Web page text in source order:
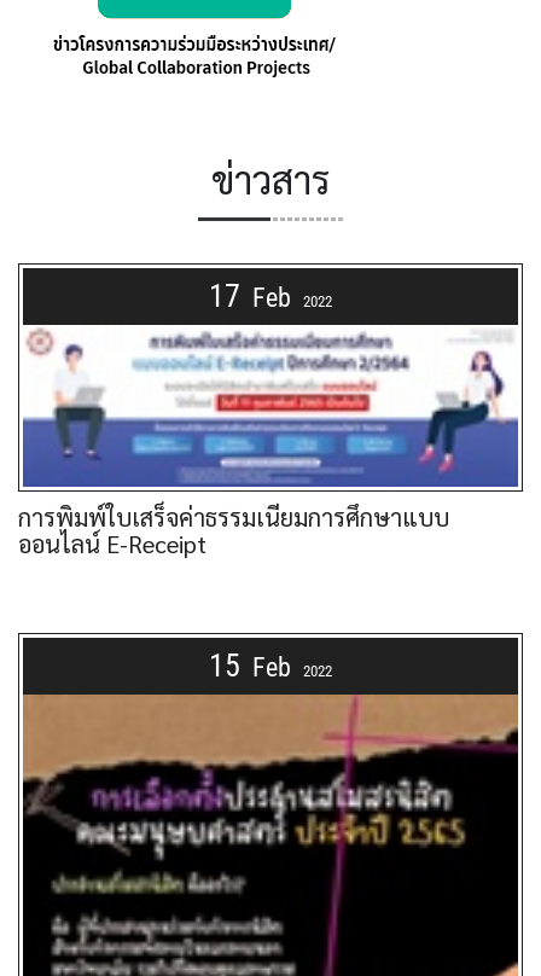
ข่าวสาร
17 Feb 2022
การพิมพ์ใบเสร็จค่าธรรมเนียมการศึกษาแบบ
ออนไลน์ E-Receipt
15 Feb 2022